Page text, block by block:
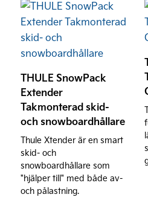
THULE SnowPack
Extender
Takmonterad skid-
och snowboardhållare
Thule Xtender är en smart
skid- och
snowboardhållare som
"hjälper till" med både av-
och pålastning.